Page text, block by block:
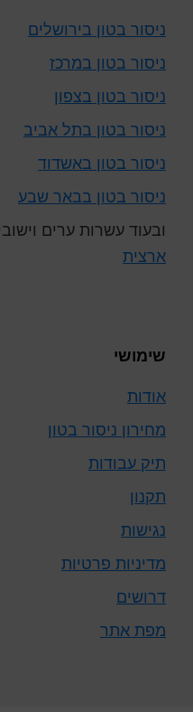
ניסור בטון בירושלים
ניסור בטון במרכז
ניסור בטון בצפון
ניסור בטון בתל אביב
ניסור בטון באשדוד
ניסור בטון בבאר שבע
ובעוד עשרות ערים
ארצית
שימושי
אודות
מחירון ניסור בטון
תיק עבודות
תקנון
נגישות
מדיניות פרטיות
דרושים
מפת אתר